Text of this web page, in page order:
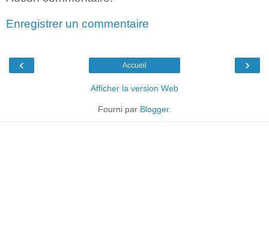
Enregistrer un commentaire
‹ ›
Accueil
Afficher la version Web
Fourni par Blogger.